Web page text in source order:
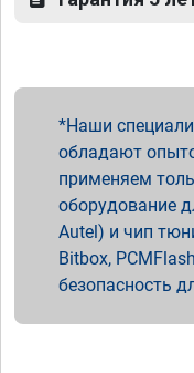
Наши
обладают
применяем
оборудование
Autel) и чип
Bitbox,
безопасность